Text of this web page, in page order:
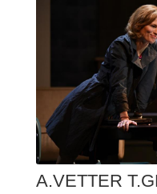
A.VETTER